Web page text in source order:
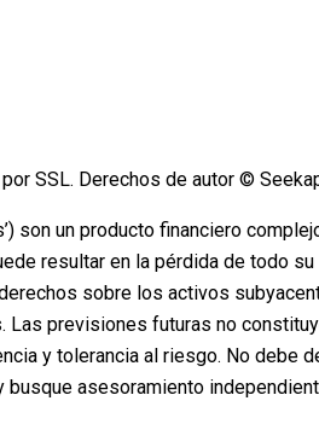
SSL. Derechos de autor ©
son un producto financiero
resultar en la pérdida de todo
sobre los activos
previsiones futuras no
y tolerancia al riesgo. No
asesoramiento